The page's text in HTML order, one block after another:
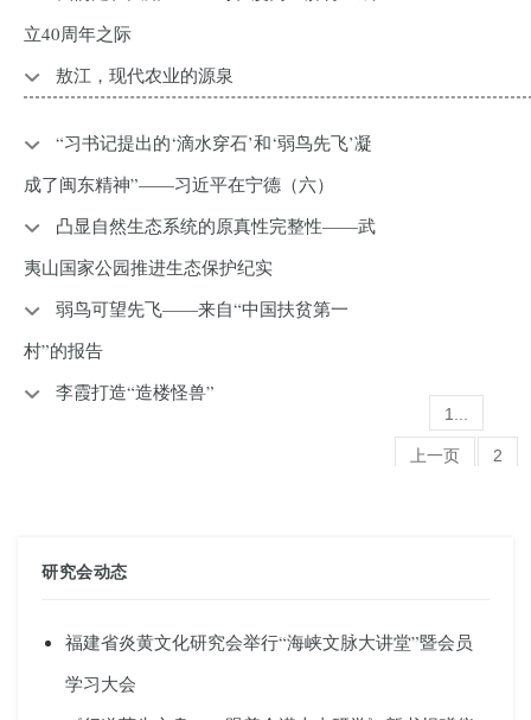
立40周年之际
敖江，现代农业的源泉
“习书记提出的‘滴水穿石’和‘弱鸟先飞’凝
成了闽东精神”——习近平在宁德（六）
凸显自然生态系统的原真性完整性——武
夷山国家公园推进生态保护纪实
弱鸟可望先飞——来自“中国扶贫第一
村”的报告
李霞打造“造楼怪兽”
1...
上一页 2
研究会动态
福建省炎黄文化研究会举行“海峡文脉大讲堂”暨会员
学习大会